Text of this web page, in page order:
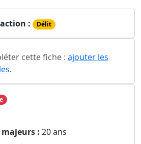
: Délit
cette fiche : ajouter les
.
majeurs : 20 ans